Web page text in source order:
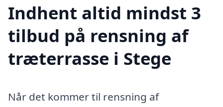
Indhent altid mindst 3
tilbud på rensning af
træterrasse i Stege
Når det kommer til rensning af